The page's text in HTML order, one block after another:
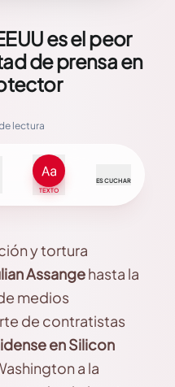
es el peor
de prensa en
lectura
TEXTO
ESCUCHAR
y tortura
Assangehasta la
medios
de contratistas
en Silicon
a la